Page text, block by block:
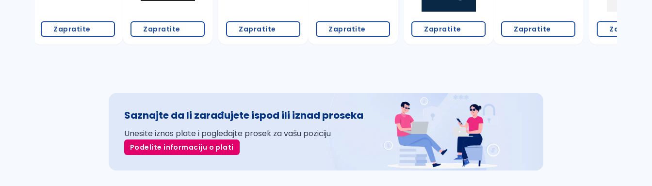
Zapratite Zapratite Zapratite Zapratite Zapratite Zapratite Zapratite
Saznajte da li zarađujete ispod ili iznad proseka
Unesite iznos plate i pogledajte prosek za vašu poziciju
Podelite informaciju o plati